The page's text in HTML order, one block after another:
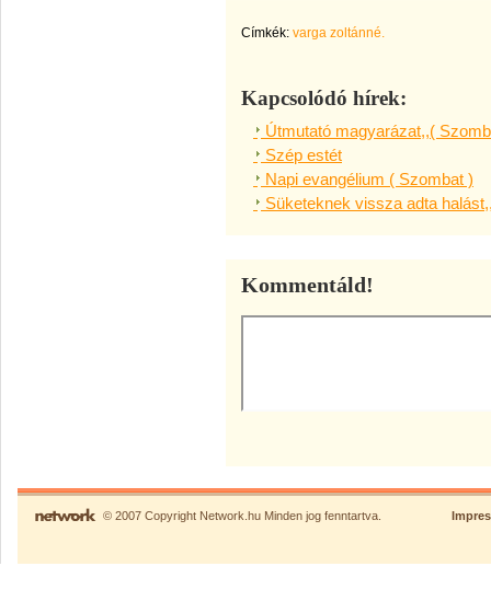
Címkék: varga zoltánné.
Kapcsolódó hírek:
Útmutató magyarázat,,(
Szép estét
Napi evangélium ( Szombat )
Süketeknek vissza adta
Kommentáld!
© 2007 Copyright Network.hu Minden jog fenntartva.